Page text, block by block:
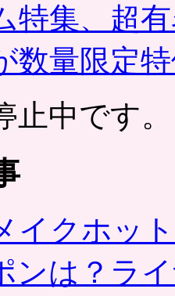
特集、超
数量限定
止中です。
イクホッ
ンは？ラ